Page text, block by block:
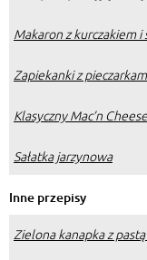
Makaron z kurczakiem
Zapiekanki z
Klasyczny Mac’n Cheese
Sałatka jarzynowa
Inne przepisy
Zielona kanapka z